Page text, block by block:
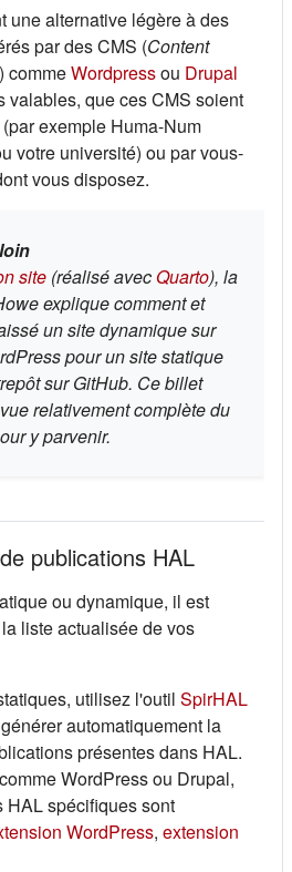
une alternative légère à des
par des CMS (Content
) commeWordpress(s'ouvre dans un
ou Drupal
onglet)
valables, que ces CMS soient
exemple Huma-Num
dans un nouvel onglet)
votre université) ou par vous-
vous disposez.
site(s'ouvre dans un nouvel onglet)
(réalisé avec Quarto(s'ouvre
), la
explique comment et
un site dynamique sur
pour un site statique
sur GitHub. Ce billet
relativement complète du
y parvenir.
publications HAL
ou dynamique, il est
liste actualisée de vos
utilisez l'outil SpirHAL
nouvel onglet)
automatiquement la
présentes dans HAL.
WordPress ou Drupal,
HAL spécifiques sont
WordPress(s'ouvre dans un
, extension
un nouvel onglet)